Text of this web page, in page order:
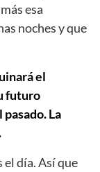
esa
noches y que
el
futuro
La
el día. Así que